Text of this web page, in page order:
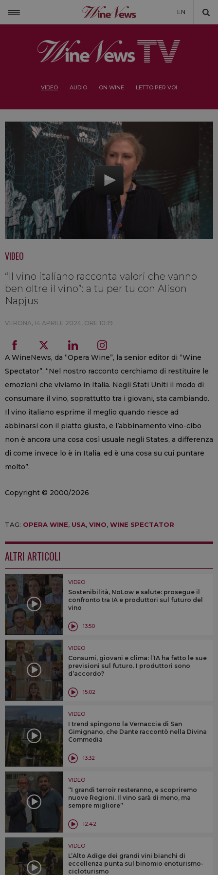
EN
VIDEO AUDIO ON WINE LETTO PER VOI
VIDEO
“Il vino italiano racconta valori che vanno
ben oltre il vino”: a tu per tu con Alison
Napjus
VERONA, 14 APRILE 2024, ORE 10:19
A WineNews, da “Opera Wine”, la senior editor di “Wine
Spectator”. “Nel nostro racconto cerchiamo di restituire le
emozioni che viviamo in Italia. Negli Stati Uniti il modo di
consumare il vino, soprattutto tra i giovani, sta cambiando.
Il vino italiano esprime il meglio quando riesce ad
abbinarsi con il piatto giusto, e l’abbinamento vino-cibo
non è ancora una cosa così usuale negli States, a differenza
di come invece lo è in Italia, ed è una cosa su cui puntare
molto”.
Copyright © 2000/2026
TAG: OPERA WINE, USA, VINO, WINE SPECTATOR
ALTRI ARTICOLI
VIDEO
Sostenibilità, NoLow e salute: prosegue il
confronto tra IA e produttori sul futuro del
vino
13:50
VIDEO
Consumi, giovani e clima: l’IA ha fatto le sue
previsioni sul futuro. I produttori sono
d’accordo?
15:02
VIDEO
I trend spingono la Vernaccia di San
Gimignano, che Dante raccontò nella Divina
Commedia
13:32
VIDEO
“I grandi terroir resteranno, e scopriremo
nuove Regioni. Il vino sarà di meno, ma
sempre migliore”
12:42
VIDEO
L’Alto Adige dei grandi vini bianchi di
eccellenza punta sul binomio enoturismo-
cicloturismo